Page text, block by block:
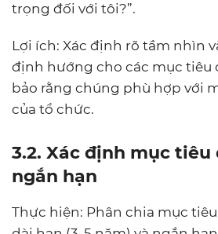
trọng đối với tôi?”.
Lợi ích: Xác định rõ tầm nhìn
định hướng cho các mục tiêu
bảo rằng chúng phù hợp với
của tổ chức.
3.2. Xác định mục tiêu
ngắn hạn
Thực hiện: Phân chia mục